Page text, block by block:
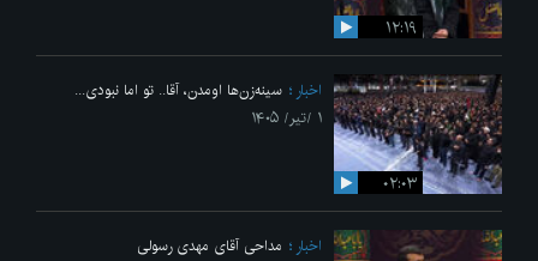
۱۲:۱۹
۰۲:۰۳
اخبار
سینه‌زن‌ها اومدن،‌ آقا.. تو اما نبودی...
۱ /تیر/ ۱۴۰۵
اخبار
مداحی آقای مهدی رسولی